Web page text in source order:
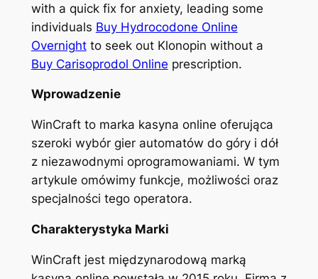
with a quick fix for anxiety, leading some
individuals Buy Hydrocodone Online
Overnightto seek out Klonopin without a
Buy Carisoprodol Online prescription.
Wprowadzenie
WinCraft to marka kasyna online oferująca
szeroki wybór gier automatów do góry i dół
z niezawodnymi oprogramowaniami. W tym
artykule omówimy funkcje, możliwości oraz
specjalności tego operatora.
Charakterystyka Marki
WinCraft jest międzynarodową marką